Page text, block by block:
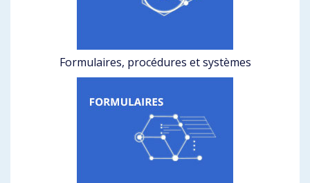
Formulaires, procédures et systèmes